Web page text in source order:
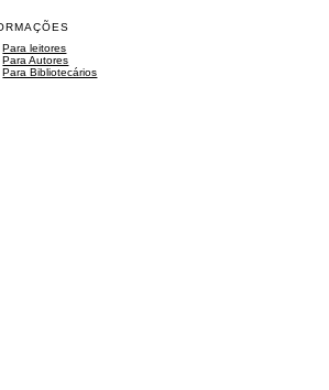
Para leitores
Para Autores
Para Bibliotecários